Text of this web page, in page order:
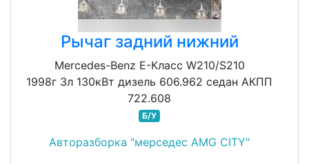
Рычаг задний нижний
Mercedes-Benz E-Класс W210/S210
1998г 3л 130кВт дизель 606.962 седан АКПП
722.608
Б/У
Авторазборка "мерседес AMG CITY"